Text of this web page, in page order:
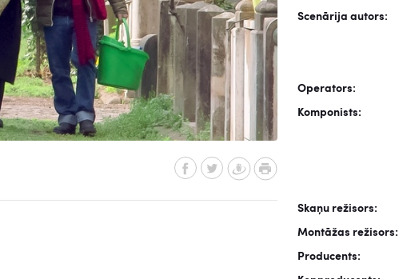
Scenārija autors:
Operators:
Komponists:
Skaņu režisors:
Montāžas režisors:
Producents: